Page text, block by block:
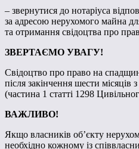
– звернутися до нотаріуса
за адресою нерухомого майна
та отримання свідоцтва про
ЗВЕРТАЄМО УВАГУ!
Свідоцтво про право на
після закінчення шести місяців
(частина 1 статті 1298
ВАЖЛИВО!
Якщо власників об’єкту
необхідно кожному із